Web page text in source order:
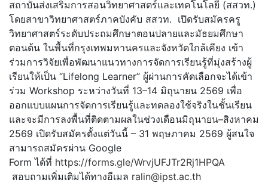
สถาบันส่งเสริมการสอนวิทยาศาสตร์และเทคโนโลยี (สสวท.)
โดยสาขาวิทยาศาสตร์ภาคบังคับ สสวท. เปิดรับสมัครครู
วิทยาศาสตร์ระดับประถมศึกษาตอนปลายและมัธยมศึกษา
ตอนต้น ในพื้นที่กรุงเทพมหานครและจังหวัดใกล้เคียง เข้า
ร่วมการวิจัยเพื่อพัฒนาแนวทางการจัดการเรียนรู้ที่มุ่งสร้างผู้
เรียนให้เป็น “Lifelong Learner” ผู้ผ่านการคัดเลือกจะได้เข้า
ร่วม Workshop ระหว่างวันที่ 13–14 มิถุนายน 2569 เพื่อ
ออกแบบแผนการจัดการเรียนรู้และทดลองใช้จริงในชั้นเรียน
และจะมีการลงพื้นที่ติดตามผลในช่วงเดือนมิถุนายน–สิงหาคม
2569 เปิดรับสมัครตั้งแต่วันนี้ – 31 พฤษภาคม 2569 ผู้สนใจ
สามารถสมัครผ่าน Google
Form ได้ที่ https://forms.gle/WrvjUFJTr2Rj1HPQA
สอบถามเพิ่มเติมได้ทางอีเมล ralin@ipst.ac.th